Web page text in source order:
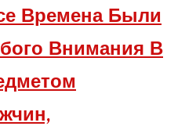
Времена Были
Внимания В